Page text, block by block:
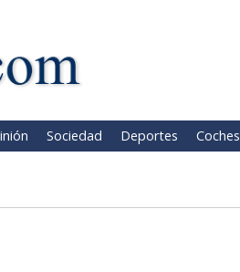
Sociedad Deportes Coches